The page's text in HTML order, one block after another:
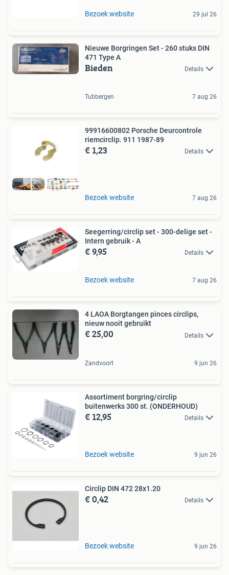
Bezoek website 29 jul 26
Nieuwe Borgringen Set - 260 stuks DIN
471 Type A
Bieden Details
Tubbergen 7 aug 26
99916600802 Porsche Deurcontrole
riemcirclip. 911 1987-89
€ 1,23 Details
Bezoek website 7 aug 26
Seegerring/circlip set - 300-delige set -
Intern gebruik - A
€ 9,95 Details
Bezoek website 7 aug 26
4 LAOA Borgtangen pinces circlips,
nieuw nooit gebruikt
€ 25,00 Details
Zandvoort 9 jun 26
Assortiment borgring/circlip
buitenwerks 300 st. (ONDERHOUD)
€ 12,95 Details
Bezoek website 9 jun 26
Circlip DIN 472 28x1.20
€ 0,42 Details
Bezoek website 9 jun 26